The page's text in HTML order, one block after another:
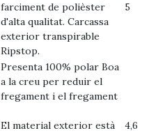
farciment de polièster
d'alta qualitat. Carcassa
exterior transpirable
Ripstop.
5
Presenta 100% polar Boa
a la creu per reduir el
fregament i el fregament
El material exterior està
4,6